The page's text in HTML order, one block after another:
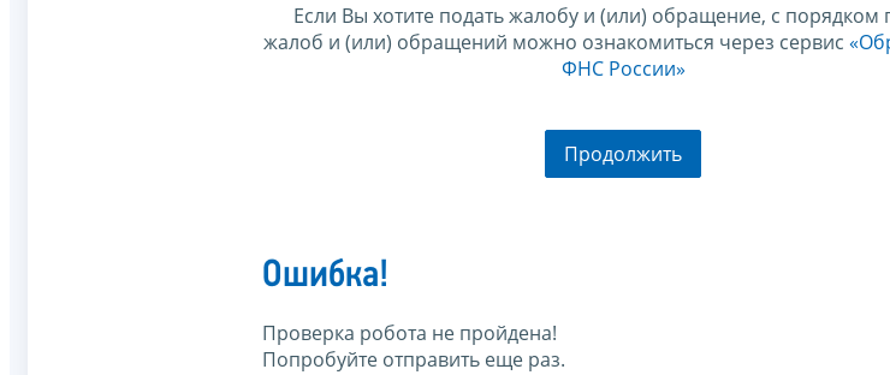
Если Вы хотите подать жалобу и (или) обращение, с порядком
жалоб и (или) обращений можно ознакомиться через сервис
ФНС России»
Продолжить
Ошибка!
Проверка робота не пройдена!
Попробуйте отправить еще раз.